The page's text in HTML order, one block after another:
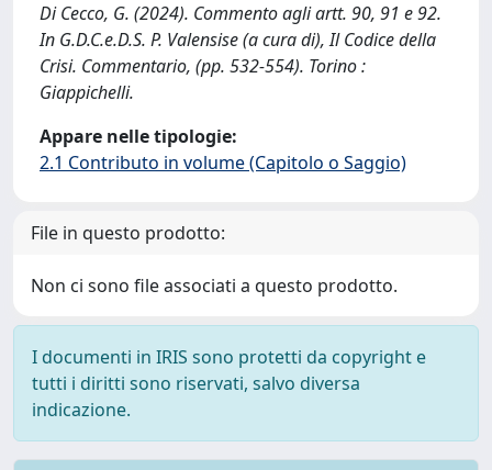
Di Cecco, G. (2024). Commento agli artt. 90, 91 e 92.
In G.D.C.e.D.S. P. Valensise (a cura di), Il Codice della
Crisi. Commentario, (pp. 532-554). Torino :
Giappichelli.
Appare nelle tipologie:
2.1 Contributo in volume (Capitolo o Saggio)
File in questo prodotto:
Non ci sono file associati a questo prodotto.
I documenti in IRIS sono protetti da copyright e
tutti i diritti sono riservati, salvo diversa
indicazione.